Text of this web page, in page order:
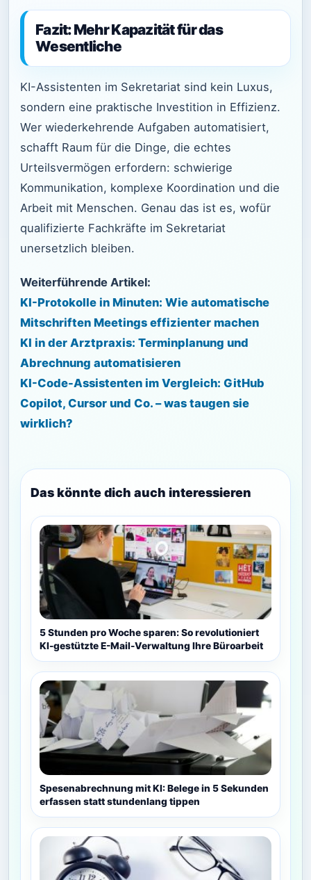
Fazit: Mehr Kapazität für das
Wesentliche
KI-Assistenten im Sekretariat sind kein Luxus,
sondern eine praktische Investition in Effizienz.
Wer wiederkehrende Aufgaben automatisiert,
schafft Raum für die Dinge, die echtes
Urteilsvermögen erfordern: schwierige
Kommunikation, komplexe Koordination und die
Arbeit mit Menschen. Genau das ist es, wofür
qualifizierte Fachkräfte im Sekretariat
unersetzlich bleiben.
Weiterführende Artikel:
KI-Protokolle in Minuten: Wie automatische
Mitschriften Meetings effizienter machen
KI in der Arztpraxis: Terminplanung und
Abrechnung automatisieren
KI-Code-Assistenten im Vergleich: GitHub
Copilot, Cursor und Co. – was taugen sie
wirklich?
Das könnte dich auch interessieren
5 Stunden pro Woche sparen: So revolutioniert
KI-gestützte E-Mail-Verwaltung Ihre Büroarbeit
Spesenabrechnung mit KI: Belege in 5 Sekunden
erfassen statt stundenlang tippen